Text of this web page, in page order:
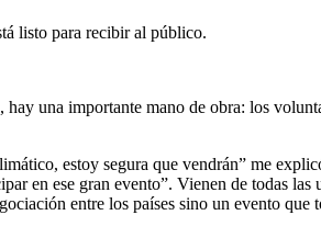
listo para recibir al público.
una importante mano de obra: los
estoy segura que vendrán” me
en ese gran evento”. Vienen de todas
entre los países sino un evento